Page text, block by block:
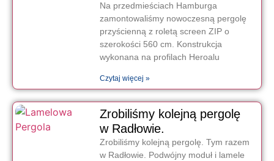
Na przedmieściach Hamburga
zamontowaliśmy nowoczesną pergolę
przyścienną z roletą screen ZIP o
szerokości 560 cm. Konstrukcja
wykonana na profilach Heroalu
Czytaj więcej »
Zrobiliśmy kolejną pergolę
w Radłowie.
Zrobiliśmy kolejną pergolę. Tym razem
w Radłowie. Podwójny moduł i lamele